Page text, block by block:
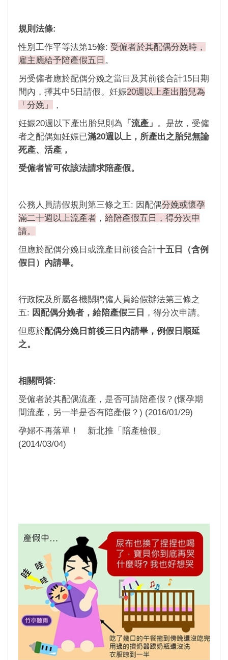
規則法條:
性別工作平等法第15條: 受僱者於其配偶分娩時，
雇主應給予陪產假五日 。
另受僱者應於配偶分娩之當日及其前後合計15日期
間內，擇其中5日請假。妊娠20週以上產出胎兒為
「分娩」
，
妊娠20週以下產出胎兒則為 「流產」
。是故，受僱
者之配偶如妊娠已滿20週以上，所產出之胎兒無論
死產、活產，
受僱者皆可依該法請求陪產假。
公務人員請假規則第三條之五: 因配偶分娩或懷孕
滿二十週以上流產者 ， 給陪產假五日，得分次申
請。
但應於配偶分娩日或流產日前後合計十五日（含例
假日）內請畢。
行政院及所屬各機關聘僱人員給假辦法第三條之
五: 因配偶分娩者，給陪產假三日
，得分次申請。
但應於配偶分娩日前後三日內請畢，例假日順延
之。
相關問答:
受僱者於其配偶流產，是否可請陪產假？(懷孕期
間流產，另一半是否有陪產假？) (2016/01/29)
孕婦不再落單！ 新北推「陪產檢假」
(2014/03/04)